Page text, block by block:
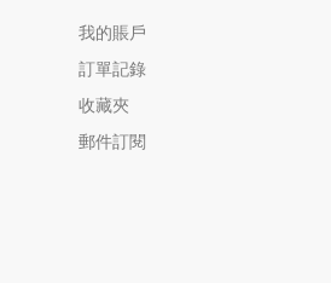
我的賬戶
訂單記錄
收藏夾
郵件訂閱